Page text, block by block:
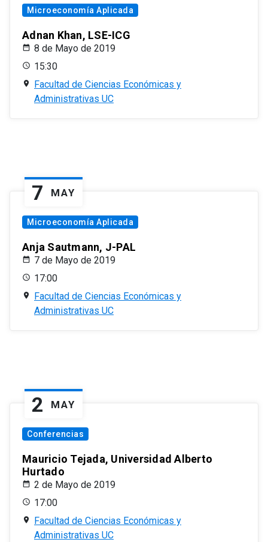
Microeconomía Aplicada
Adnan Khan, LSE-ICG
8 de Mayo de 2019
15:30
Facultad de Ciencias Económicas y
Administrativas UC
7 MAY
Microeconomía Aplicada
Anja Sautmann, J-PAL
7 de Mayo de 2019
17:00
Facultad de Ciencias Económicas y
Administrativas UC
2 MAY
Conferencias
Mauricio Tejada, Universidad Alberto
Hurtado
2 de Mayo de 2019
17:00
Facultad de Ciencias Económicas y
Administrativas UC